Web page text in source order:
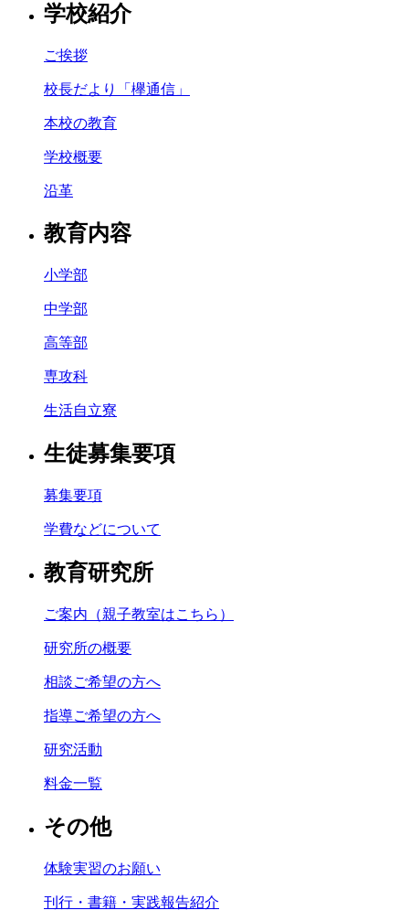
学校紹介
ご挨拶
校長だより「欅通信」
本校の教育
学校概要
沿革
教育内容
小学部
中学部
高等部
専攻科
生活自立寮
生徒募集要項
募集要項
学費などについて
教育研究所
ご案内（親子教室はこちら）
研究所の概要
相談ご希望の方へ
指導ご希望の方へ
研究活動
料金一覧
その他
体験実習のお願い
刊行・書籍・実践報告紹介